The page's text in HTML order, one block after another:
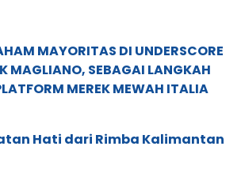
MAYORITAS DI UNDERSCORE
MAGLIANO, SEBAGAI LANGKAH
MEREK MEWAH ITALIA
Hati dari Rimba Kalimantan